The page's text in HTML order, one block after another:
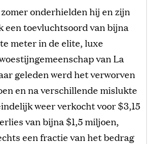
onderhielden hij en zijn
een toevluchtsoord van bijna
meter in de elite, luxe
van La
geleden werd het verworven
en na verschillende mislukte
weer verkocht voor $3,15
van bijna $1,5 miljoen,
een fractie van het bedrag